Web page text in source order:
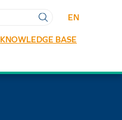
EN
KNOWLEDGE BASE